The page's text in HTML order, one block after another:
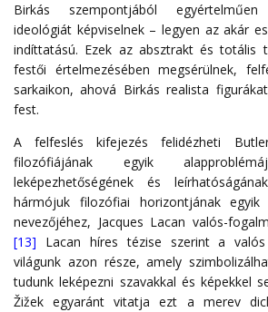
Birkás szempontjából
ideológiát képviselnek – legyen az akár
indíttatású. Ezek az absztrakt és totális
festői értelmezésében megsérülnek,
sarkaikon, ahová Birkás realista
fest.
A felfeslés kifejezés felidézheti
filozófiájának egyik
leképezhetőségének és
hármójuk filozófiai horizontjának egyik
nevezőjéhez, Jacques Lacan valós-
[13] Lacan híres tézise szerint a
világunk azon része, amely
tudunk leképezni szavakkal és képekkel
Žižek egyaránt vitatja ezt a merev